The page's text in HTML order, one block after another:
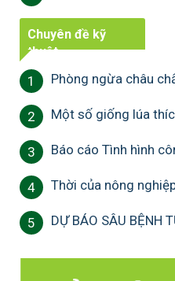
Chuyên đề kỹ
thuật
1 Phòng ngừa châu
2 Một số giống lúa
3 Báo cáo Tình hình
4 Thời của nông
5 DỰ BÁO SÂU BỆNH